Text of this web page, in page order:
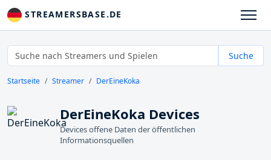
STREAMERSBASE.DE
Suche
Startseite Streamer DerEineKoka
DerEineKoka Devices
Devices offene Daten der öffentlichen
Informationsquellen